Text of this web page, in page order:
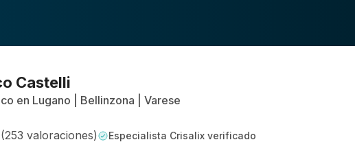
Castelli
en Lugano | Bellinzona | Varese
(253 valoraciones) Especialista Crisalix verificado